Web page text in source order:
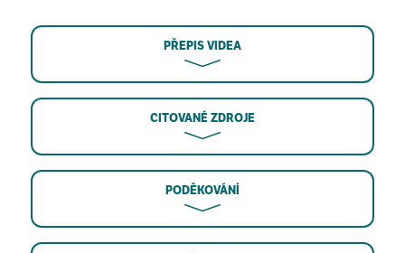
PŘEPIS VIDEA
CITOVANÉ ZDROJE
PODĚKOVÁNÍ